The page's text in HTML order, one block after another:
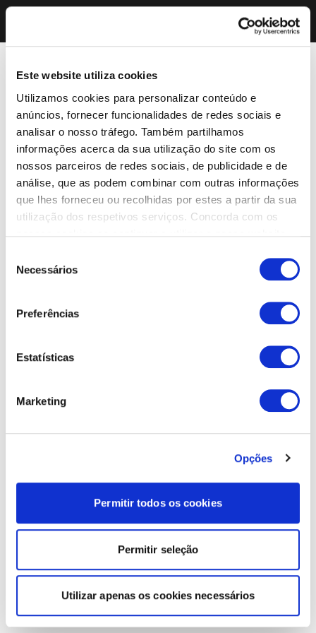
Este website utiliza cookies
Utilizamos cookies para personalizar conteúdo e
anúncios, fornecer funcionalidades de redes sociais e
analisar o nosso tráfego. Também partilhamos
informações acerca da sua utilização do site com os
nossos parceiros de redes sociais, de publicidade e de
análise, que as podem combinar com outras informações
que lhes forneceu ou recolhidas por estes a partir da sua
utilização dos respetivos serviços. Concorda com os
Necessários
Preferências
Estatísticas
Marketing
Opções
Permitir todos os cookies
Permitir seleção
Utilizar apenas os cookies necessários